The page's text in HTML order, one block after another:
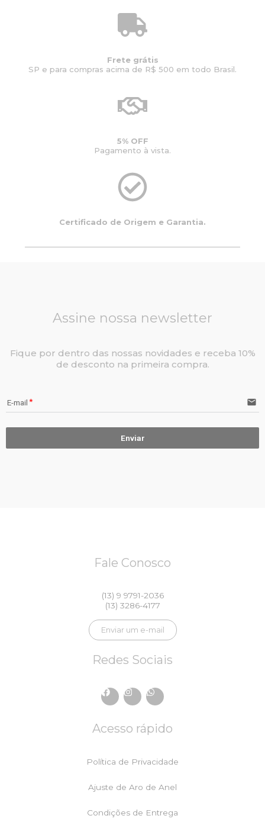
Frete grátis
SP e para compras acima de R$ 500 em todo Brasil.
5% OFF
Pagamento à vista.
Certificado de Origem e Garantia.
Assine nossa newsletter
Fique por dentro das nossas novidades e receba 10%
de desconto na primeira compra.
E-mail email
Enviar
Fale Conosco
(13) 9 9791-2036
(13) 3286-4177
Enviar um e-mail
Redes Sociais
F
b
o
a
m
W
s
a
Acesso rápido
Política de Privacidade
Ajuste de Aro de Anel
Condições de Entrega